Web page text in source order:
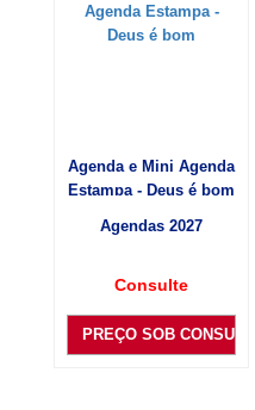
Agenda e Mini Agenda
Estampa - Deus é bom
Agendas 2027
Consulte
PREÇO SOB CONSULTA